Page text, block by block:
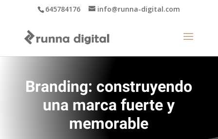
645784176 info@runna-digital.com
Branding: construyendo
una marca fuerte y
memorable